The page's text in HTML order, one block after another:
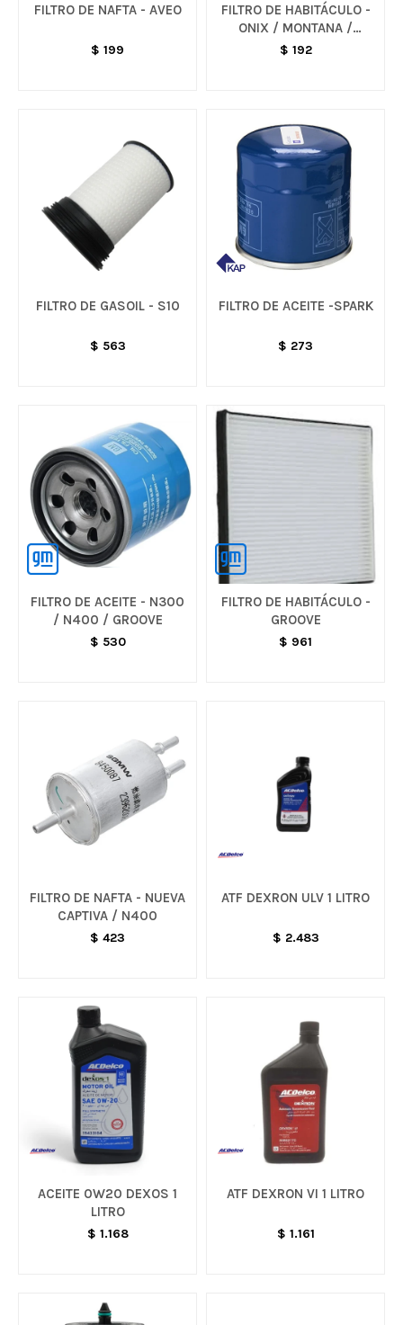
FILTRO DE NAFTA - AVEO
$ 199
FILTRO DE HABITÁCULO -
ONIX / MONTANA /
TRACKER
$ 192
FILTRO DE GASOIL - S10
$ 563
FILTRO DE ACEITE -SPARK
$ 273
FILTRO DE ACEITE - N300
/ N400 / GROOVE
$ 530
FILTRO DE HABITÁCULO -
GROOVE
$ 961
FILTRO DE NAFTA - NUEVA
CAPTIVA / N400
$ 423
ATF DEXRON ULV 1 LITRO
$ 2.483
ACEITE 0W20 DEXOS 1
LITRO
$ 1.168
ATF DEXRON VI 1 LITRO
$ 1.161